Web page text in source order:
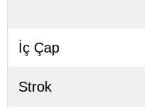
İç Çap
Strok